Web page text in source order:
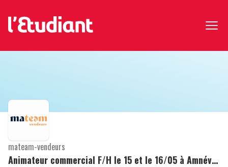
Animateur commercial F/H le 15 et le 16/05 à Amnéville (57)
mateam-vendeurs